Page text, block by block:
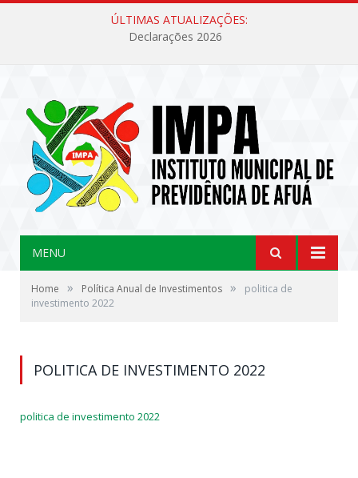
ÚLTIMAS ATUALIZAÇÕES:
Declarações 2026
MENU
Home » Política Anual de Investimentos »
politica de
investimento 2022
POLITICA DE INVESTIMENTO 2022
politica de investimento 2022